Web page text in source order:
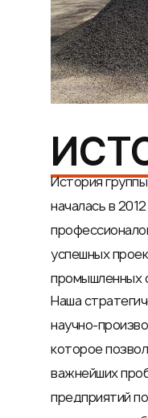
История
началась в
успешных
промышленных
Наша
научно-
которое
важнейших
предприятий